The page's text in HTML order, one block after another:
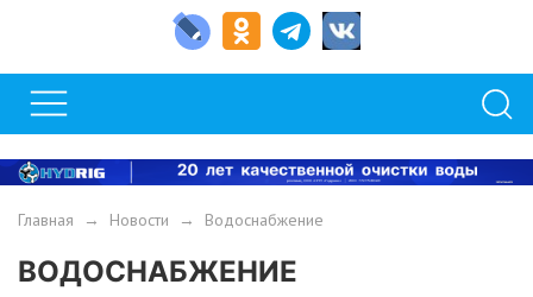
Главная → Новости → Водоснабжение
ВОДОСНАБЖЕНИЕ